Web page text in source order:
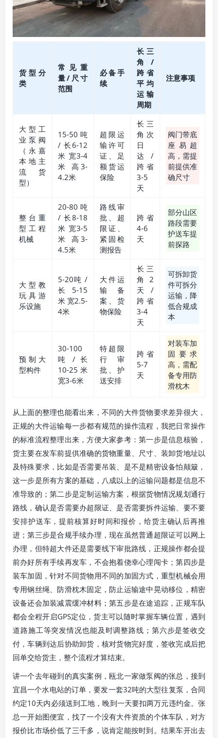
货型分
类
常见重
量/尺寸
范围
必备手
续
长三
角/
跨省
平均
运输
周期
注意事项
大型工
业泵阀
（永嘉
本地主
流货
型）
15-50吨
/ 长6-12
米 宽3-4
米 高3-
4.2米
超限运
输许可
证、足
额货运
保险
长三
角次
日
达/
跨省
3-5
天
阀门带底
座易超
高，需提
前提供准
确尺寸
整台重
型工程
机械
20-80吨
/ 长8-18
米 宽3-5
米 高3-
4.5米
路线审
批、超
限证、
紧固检
测报告
跨省
4-6
天
部分山区
路段需要
护送车提
前探路
大型教
玩具游
乐设施
5-20吨 /
长5-15
米 宽2.5-
4米
大件运
输备
案、货
物保险
长三
角2
天/
跨省
3-4
天
可拆卸货
件可拆分
运输，降
低合规成
本
预制大
型构件
30-100
吨 / 长
10-25米
宽3-6米
特超限
行审
批、护
送安排
跨省
5-7
天
对装车加
固要求
高，需配
备专用防
滑枕木
从上面的整理也能看出来，不同的大件货物要求差异很大，
正规的大件运输每一步都有规范的操作流程，我把日常操作
的标准流程整理出来，方便大家参考：第一步是信息核验，
货主要在发车前提供准确的货物重量、尺寸、装卸货地址以
及特殊要求，比如是否需要吊装、是不是精密设备怕颠簸，
这一步是所有方案的基础，八成以上的运输问题都是信息不
准导致的；第二步是定制运输方案，根据货物情况规划通行
路线，确认是否需要办超限证、是否需要拆件运输、要不要
安排护送车，提前核算好时间和报价，给货主确认后再推
进；第三步是合规手续办理，现在虽然普通超限证可以网上
办理，但特超大件还是需要线下审批路线，正规操作都会提
前办好所有手续再发车，不会抱着侥幸心理闯卡；第四步是
装车加固，针对不同货物用不同的加固方式，重型机械会用
专用钢丝绳、防滑枕木固定，防止运输途中晃动移位，精密
设备还会加装减震缓冲材料；第五步是在途追踪，正规车队
都会全程开启GPS定位，货主可以随时掌握车辆位置，遇到
道路施工等突发情况也能及时调整路线；第六步是签收交
付，车辆到达后协助卸货，核对货物完好度，签收完成后把
回单交给货主，整个流程才算结束。
讲一个去年碰到的真实案例，瓯北一家做泵阀的张总，接到
宜昌一个水电站的订单，要发一套32吨的大型往复泵，合同
约定10天内必须送到工地，晚到一天要扣两万元违约金。张
总一开始图便宜，找了一个没有大件资质的个体车队，对方
报价比市场价低了三千多，说肯定能按时到。结果车开出去